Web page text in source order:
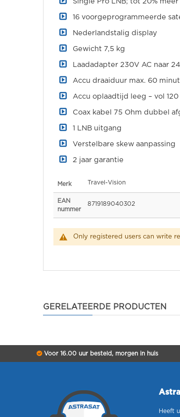
16 voorgeprogrammeerde
Nederlandstalig display
Gewicht 7,5 kg
Laadadapter 230V AC naar
Accu draaiduur max. 60
Accu oplaadtijd leeg – vol
Coax kabel 75 Ohm dubbel
1 LNB uitgang
Verstelbare skew aanpassing
2 jaar garantie
Specificaties
Merk Travel-Vision
EAN
nummer
8719189040302
Only registered users can write
GERELATEERDE PRODUCTEN
Voor 16.00 uur besteld, morgen in huis
Heeft